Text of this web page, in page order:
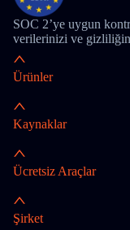
SOC 2’ye uygun
verilerinizi ve
Ürünler
Kaynaklar
Ücretsiz Araçlar
Şirket